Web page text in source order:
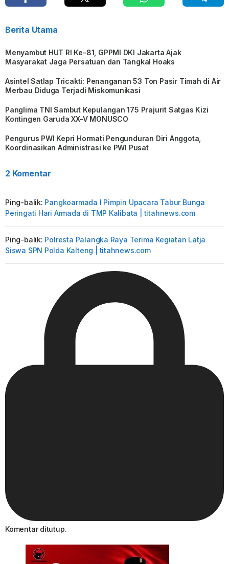
Berita Utama
Menyambut HUT RI Ke-81, GPPMI DKI Jakarta Ajak
Masyarakat Jaga Persatuan dan Tangkal Hoaks
Asintel Satlap Tricakti: Penanganan 53 Ton Pasir Timah di Air
Merbau Diduga Terjadi Miskomunikasi
Panglima TNI Sambut Kepulangan 175 Prajurit Satgas Kizi
Kontingen Garuda XX-V MONUSCO
Pengurus PWI Kepri Hormati Pengunduran Diri Anggota,
Koordinasikan Administrasi ke PWI Pusat
2 Komentar
Ping-balik: Pangkoarmada l Pimpin Upacara Tabur Bunga
Peringati Hari Armada di TMP Kalibata | titahnews.com
Ping-balik: Polresta Palangka Raya Terima Kegiatan Latja
Siswa SPN Polda Kalteng | titahnews.com
Komentar ditutup.